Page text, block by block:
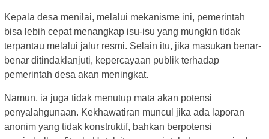
Kepala desa menilai, melalui mekanisme ini, pemerintah
bisa lebih cepat menangkap isu-isu yang mungkin tidak
terpantau melalui jalur resmi. Selain itu, jika masukan benar-
benar ditindaklanjuti, kepercayaan publik terhadap
pemerintah desa akan meningkat.
Namun, ia juga tidak menutup mata akan potensi
penyalahgunaan. Kekhawatiran muncul jika ada laporan
anonim yang tidak konstruktif, bahkan berpotensi